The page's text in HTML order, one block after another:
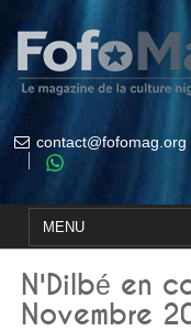
contact@fofomag.org
N'Dilbé en
Novembre